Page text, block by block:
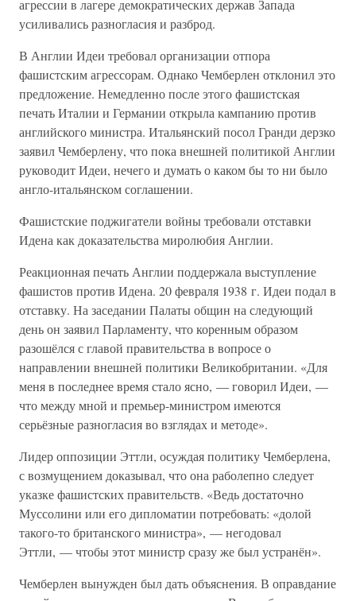
агрессии в лагере демократических держав Запада
усиливались разногласия и разброд.
В Англии Идеи требовал организации отпора
фашистским агрессорам. Однако Чемберлен отклонил это
предложение. Немедленно после этого фашистская
печать Италии и Германии открыла кампанию против
английского министра. Итальянский посол Гранди дерзко
заявил Чемберлену, что пока внешней политикой Англии
руководит Идеи, нечего и думать о каком бы то ни было
англо-итальянском соглашении.
Фашистские поджигатели войны требовали отставки
Идена как доказательства миролюбия Англии.
Реакционная печать Англии поддержала выступление
фашистов против Идена. 20 февраля 1938 г. Идеи подал в
отставку. На заседании Палаты общин на следующий
день он заявил Парламенту, что коренным образом
разошёлся с главой правительства в вопросе о
направлении внешней политики Великобритании. «Для
меня в последнее время стало ясно, — говорил Идеи, —
что между мной и премьер-министром имеются
серьёзные разногласия во взглядах и методе».
Лидер оппозиции Эттли, осуждая политику Чемберлена,
с возмущением доказывал, что она раболепно следует
указке фашистских правительств. «Ведь достаточно
Муссолини или его дипломатии потребовать: «долой
такого-то британского министра», — негодовал
Эттли, — чтобы этот министр сразу же был устранён».
Чемберлен вынужден был дать объяснения. В оправдание